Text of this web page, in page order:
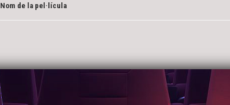
Nom de la pel·lícula